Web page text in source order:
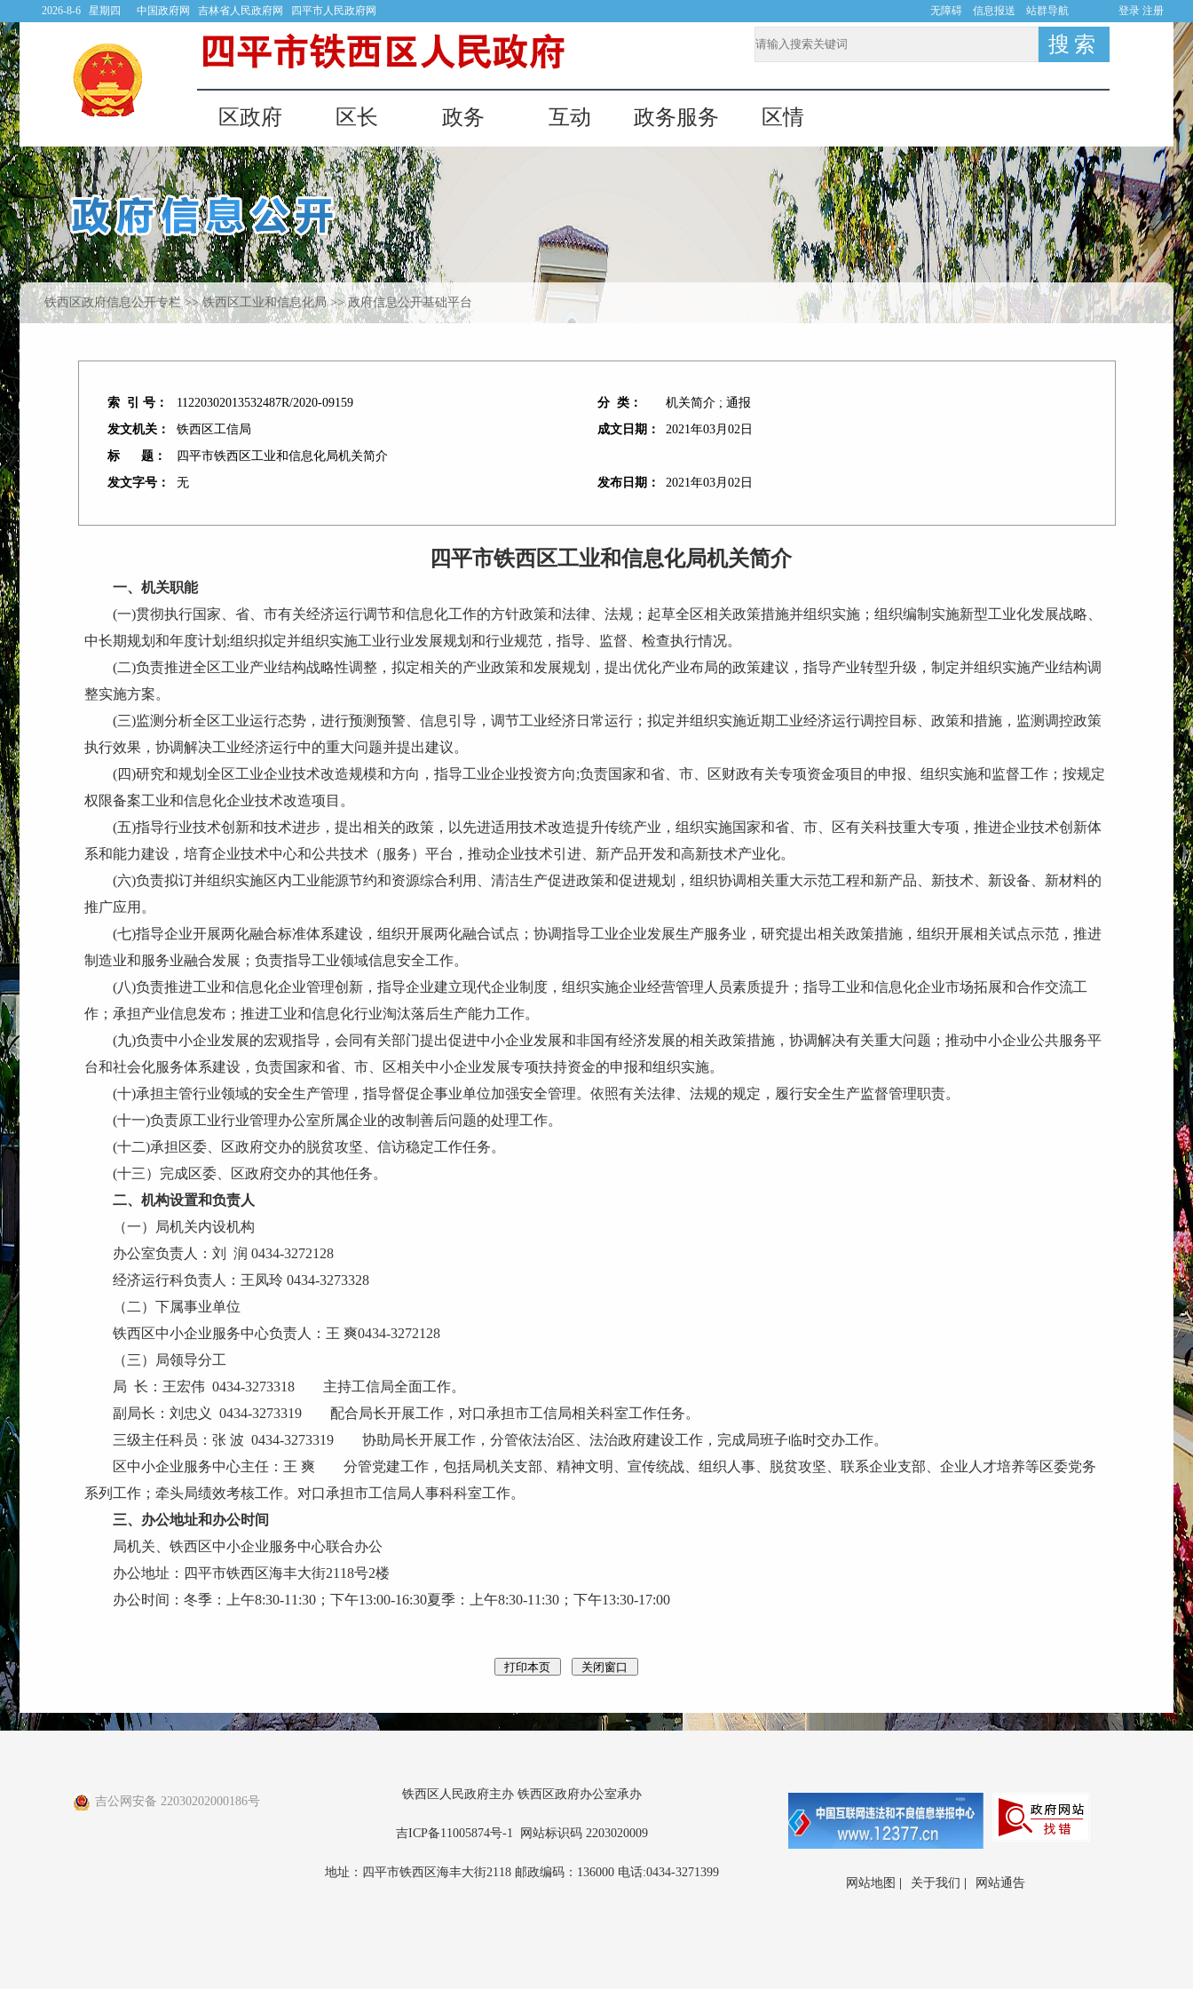
铁西区政府信息公开专栏>>铁西区工业和信息化局>> 政府信息公开基础平台
登录 注册
索 引 号： 11220302013532487R/2020-09159 分 类：
机关简介 ; 通报
发文机关：
铁西区工信局 成文日期：
2021年03月02日
标 题：
四平市铁西区工业和信息化局机关简介
发文字号：
无 发布日期： 2021年03月02日
四平市铁西区工业和信息化局机关简介
一、机关职能
(一)贯彻执行国家、省、市有关经济运行调节和信息化工作的方针政策和法律、法规；起草全区相关政策措施并组织实施；组织编制实施新型工业化发展战略、
中长期规划和年度计划;组织拟定并组织实施工业行业发展规划和行业规范，指导、监督、检查执行情况。
(二)负责推进全区工业产业结构战略性调整，拟定相关的产业政策和发展规划，提出优化产业布局的政策建议，指导产业转型升级，制定并组织实施产业结构调
整实施方案。
(三)监测分析全区工业运行态势，进行预测预警、信息引导，调节工业经济日常运行；拟定并组织实施近期工业经济运行调控目标、政策和措施，监测调控政策
执行效果，协调解决工业经济运行中的重大问题并提出建议。
(四)研究和规划全区工业企业技术改造规模和方向，指导工业企业投资方向;负责国家和省、市、区财政有关专项资金项目的申报、组织实施和监督工作；按规定
权限备案工业和信息化企业技术改造项目。
(五)指导行业技术创新和技术进步，提出相关的政策，以先进适用技术改造提升传统产业，组织实施国家和省、市、区有关科技重大专项，推进企业技术创新体
系和能力建设，培育企业技术中心和公共技术（服务）平台，推动企业技术引进、新产品开发和高新技术产业化。
(六)负责拟订并组织实施区内工业能源节约和资源综合利用、清洁生产促进政策和促进规划，组织协调相关重大示范工程和新产品、新技术、新设备、新材料的
推广应用。
(七)指导企业开展两化融合标准体系建设，组织开展两化融合试点；协调指导工业企业发展生产服务业，研究提出相关政策措施，组织开展相关试点示范，推进
制造业和服务业融合发展；负责指导工业领域信息安全工作。
(八)负责推进工业和信息化企业管理创新，指导企业建立现代企业制度，组织实施企业经营管理人员素质提升；指导工业和信息化企业市场拓展和合作交流工
作；承担产业信息发布；推进工业和信息化行业淘汰落后生产能力工作。
(九)负责中小企业发展的宏观指导，会同有关部门提出促进中小企业发展和非国有经济发展的相关政策措施，协调解决有关重大问题；推动中小企业公共服务平
台和社会化服务体系建设，负责国家和省、市、区相关中小企业发展专项扶持资金的申报和组织实施。
(十)承担主管行业领域的安全生产管理，指导督促企事业单位加强安全管理。依照有关法律、法规的规定，履行安全生产监督管理职责。
(十一)负责原工业行业管理办公室所属企业的改制善后问题的处理工作。
(十二)承担区委、区政府交办的脱贫攻坚、信访稳定工作任务。
(十三） 完成区委、区政府交办的其他任务。
二、机构设置和负责人
（一）局机关内设机构
办公室负责人：刘 润 0434-3272128
经济运行科负责人：王凤玲 0434-3273328
（二）下属事业单位
铁西区中小企业服务中心负责人：王 爽0434-3272128
（三）局领导分工
局 长：王宏伟 0434-3273318 主持工信局全面工作。
副局长：刘忠义 0434-3273319 配合局长开展工作，对口承担市工信局相关科室工作任务。
三级主任科员：张 波 0434-3273319 协助局长开展工作，分管依法治区、法治政府建设工作，完成局班子临时交办工作。
区中小企业服务中心主任：王 爽 分管党建工作，包括局机关支部、精神文明、宣传统战、组织人事、脱贫攻坚、联系企业支部、企业人才培养等区委党务
系列工作；牵头局绩效考核工作。对口承担市工信局人事科科室工作。
三、办公地址和办公时间
局机关、铁西区中小企业服务中心联合办公
办公地址：四平市铁西区海丰大街2118号2楼
办公时间：冬季：上午8:30-11:30；下午13:00-16:30夏季：上午8:30-11:30；下午13:30-17:00